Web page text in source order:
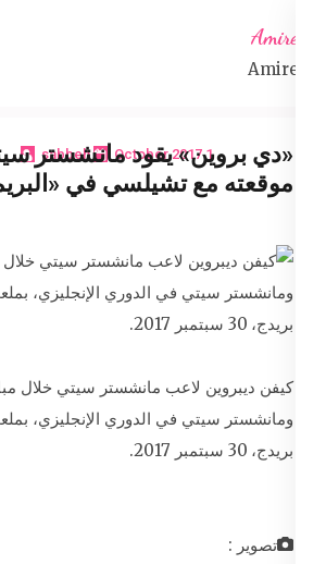
content
Amireta
Amireta
1 October 2017
sabbeh
«دي بروين» يقود مانشستر
موقعته مع تشيلسي في
كيفن ديبروين لاعب مانشستر سيتي خلال
ومانشستر سيتي في الدوري الإنجليزي،
بريدج، 30 سبتمبر 2017.
تصوير :